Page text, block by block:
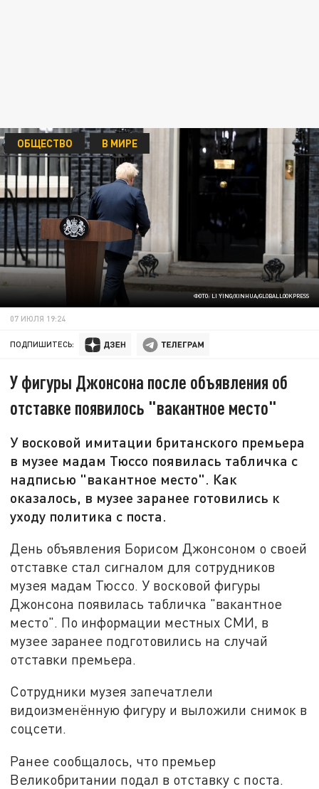
ФОТО: LI YING/XINHUA/GLOBALLOOKPRESS
ОБЩЕСТВО В МИРЕ
07 ИЮЛЯ 19:24
ПОДПИШИТЕСЬ:
У фигуры Джонсона после объявления об
отставке появилось "вакантное место"
У восковой имитации британского премьера
в музее мадам Тюссо появилась табличка с
надписью "вакантное место". Как
оказалось, в музее заранее готовились к
уходу политика с поста.
День объявления Борисом Джонсоном о своей
отставке стал сигналом для сотрудников
музея мадам Тюссо. У восковой фигуры
Джонсона появилась табличка "вакантное
место". По информации местных СМИ, в
музее заранее подготовились на случай
отставки премьера.
Сотрудники музея запечатлели
видоизменённую фигуру и выложили снимок в
соцсети.
Ранее сообщалось, что премьер
Великобритании подал в отставку с поста.